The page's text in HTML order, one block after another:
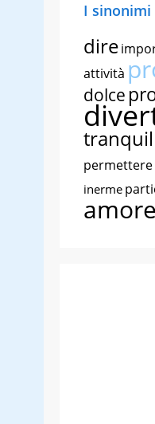
I
dire
attività
dolce
permettere
inerme
amore